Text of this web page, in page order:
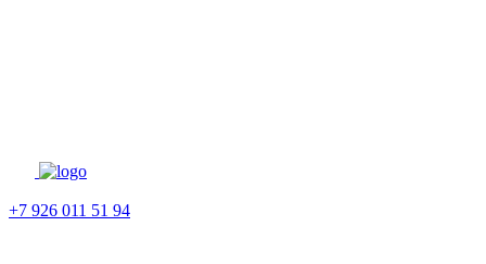
+7 926 011 51 94